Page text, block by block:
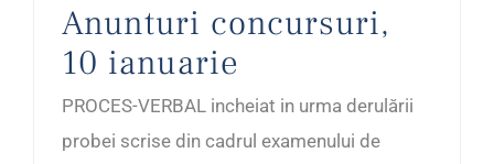
Anunturi concursuri,
10 ianuarie
PROCES-VERBAL incheiat in urma derulării
probei scrise din cadrul examenului de